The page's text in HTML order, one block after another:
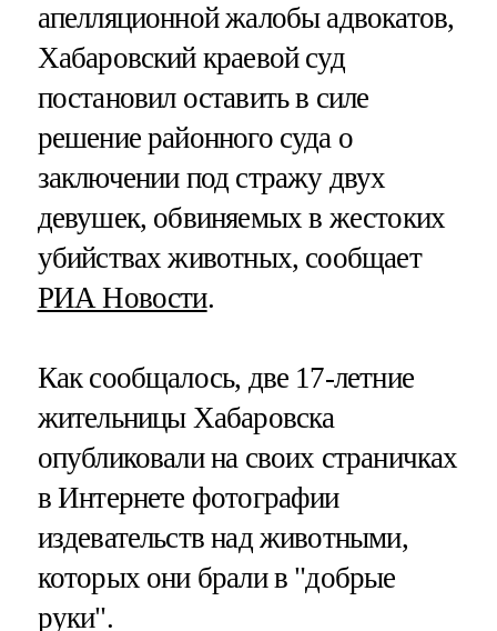
апелляционной жалобы адвокатов,
Хабаровский краевой суд
постановил оставить в силе
решение районного суда о
заключении под стражу двух
девушек, обвиняемых в жестоких
убийствах животных, сообщает
РИА Новости.
Как сообщалось, две 17-летние
жительницы Хабаровска
опубликовали на своих страничках
в Интернете фотографии
издевательств над животными,
которых они брали в "добрые
руки".